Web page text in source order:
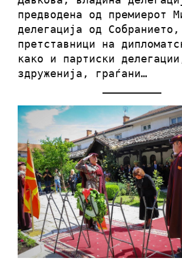
предводена од премиерот
делегација од Собранието,
претставници на
како и партиски
здруженија, граѓани…